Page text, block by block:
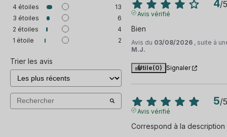
4 étoiles
13
3 étoiles
6
2 étoiles
4
1 étoile 2
Trier les avis
4/5
Avis vérifié
Bien
Avis du 03/08/2026 , suite à
M.J.
Utile(0) Signaler
5/5
Avis vérifié
Correspond à la description